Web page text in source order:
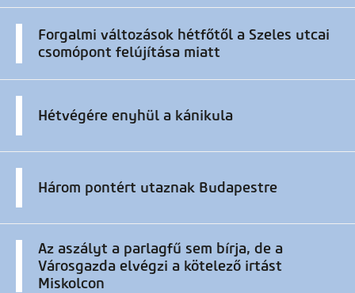
Forgalmi változások hétfőtől a Szeles utcai
csomópont felújítása miatt
Hétvégére enyhül a kánikula
Három pontért utaznak Budapestre
Az aszályt a parlagfű sem bírja, de a
Városgazda elvégzi a kötelező irtást
Miskolcon